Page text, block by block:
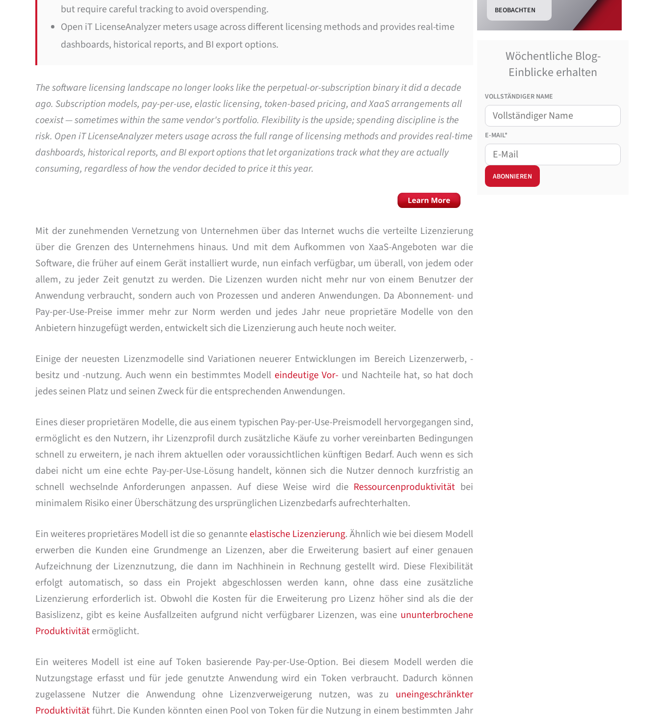
but require careful tracking to avoid overspending.
Open iT LicenseAnalyzer meters usage across different licensing methods and provides real-time
dashboards, historical reports, and BI export options.
The software licensing landscape no longer looks like the perpetual-or-subscription binary it did a decade
ago. Subscription models, pay-per-use, elastic licensing, token-based pricing, and XaaS arrangements all
coexist — sometimes within the same vendor's portfolio. Flexibility is the upside; spending discipline is the
risk. Open iT LicenseAnalyzer meters usage across the full range of licensing methods and provides real-time
dashboards, historical reports, and BI export options that let organizations track what they are actually
consuming, regardless of how the vendor decided to price it this year.
Mit der zunehmenden Vernetzung von Unternehmen über das Internet wuchs die verteilte Lizenzierung
über die Grenzen des Unternehmens hinaus. Und mit dem Aufkommen von XaaS-Angeboten war die
Software, die früher auf einem Gerät installiert wurde, nun einfach verfügbar, um überall, von jedem oder
allem, zu jeder Zeit genutzt zu werden. Die Lizenzen wurden nicht mehr nur von einem Benutzer der
Anwendung verbraucht, sondern auch von Prozessen und anderen Anwendungen. Da Abonnement- und
Pay-per-Use-Preise immer mehr zur Norm werden und jedes Jahr neue proprietäre Modelle von den
Anbietern hinzugefügt werden, entwickelt sich die Lizenzierung auch heute noch weiter.
Einige der neuesten Lizenzmodelle sind Variationen neuerer Entwicklungen im Bereich Lizenzerwerb, -
besitz und -nutzung. Auch wenn ein bestimmtes Modell eindeutige Vor- und Nachteile hat, so hat doch
jedes seinen Platz und seinen Zweck für die entsprechenden Anwendungen.
Eines dieser proprietären Modelle, die aus einem typischen Pay-per-Use-Preismodell hervorgegangen sind,
ermöglicht es den Nutzern, ihr Lizenzprofil durch zusätzliche Käufe zu vorher vereinbarten Bedingungen
schnell zu erweitern, je nach ihrem aktuellen oder voraussichtlichen künftigen Bedarf. Auch wenn es sich
dabei nicht um eine echte Pay-per-Use-Lösung handelt, können sich die Nutzer dennoch kurzfristig an
schnell wechselnde Anforderungen anpassen. Auf diese Weise wird die Ressourcenproduktivität bei
minimalem Risiko einer Überschätzung des ursprünglichen Lizenzbedarfs aufrechterhalten.
Ein weiteres proprietäres Modell ist die so genannte elastische Lizenzierung. Ähnlich wie bei diesem Modell
erwerben die Kunden eine Grundmenge an Lizenzen, aber die Erweiterung basiert auf einer genauen
Aufzeichnung der Lizenznutzung, die dann im Nachhinein in Rechnung gestellt wird. Diese Flexibilität
erfolgt automatisch, so dass ein Projekt abgeschlossen werden kann, ohne dass eine zusätzliche
Lizenzierung erforderlich ist. Obwohl die Kosten für die Erweiterung pro Lizenz höher sind als die der
Basislizenz, gibt es keine Ausfallzeiten aufgrund nicht verfügbarer Lizenzen, was eine ununterbrochene
Produktivitätermöglicht.
Ein weiteres Modell ist eine auf Token basierende Pay-per-Use-Option. Bei diesem Modell werden die
Nutzungstage erfasst und für jede genutzte Anwendung wird ein Token verbraucht. Dadurch können
zugelassene Nutzer die Anwendung ohne Lizenzverweigerung nutzen, was zu uneingeschränkter
Produktivitätführt. Die Kunden könnten einen Pool von Token für die Nutzung in einem bestimmten Jahr
BEOBACHTEN
Wöchentliche Blog-
Einblicke erhalten
VOLLSTÄNDIGER NAME
E-MAIL*